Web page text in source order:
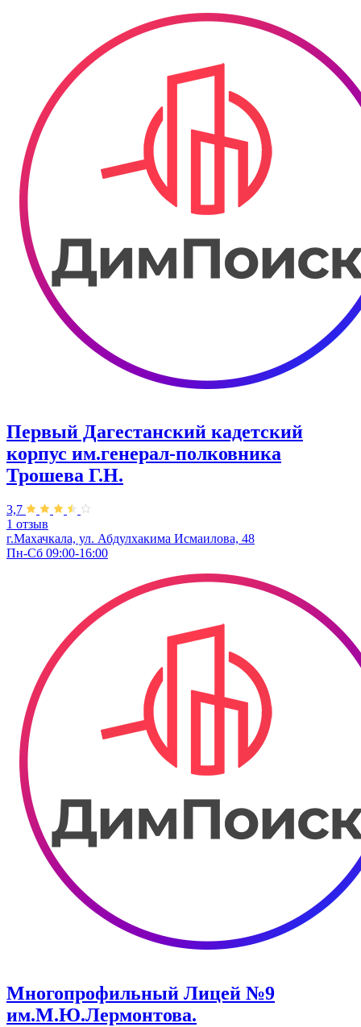
Первый Дагестанский кадетский
корпус им.генерал-полковника
Трошева Г.Н.
3,7
1 отзыв
г.Махачкала, ул. Абдулхакима Исмаилова, 48
Пн-Сб 09:00-16:00
Многопрофильный Лицей №9
им.М.Ю.Лермонтова.